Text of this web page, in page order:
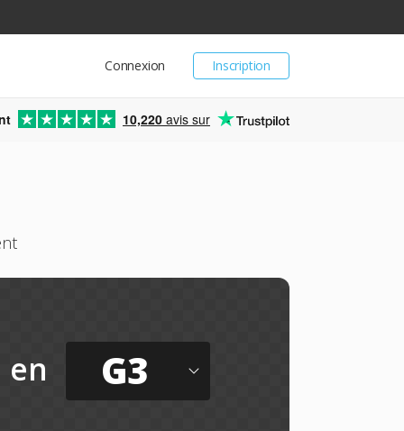
Inscription
Connexion
10,220 avis sur
en G3